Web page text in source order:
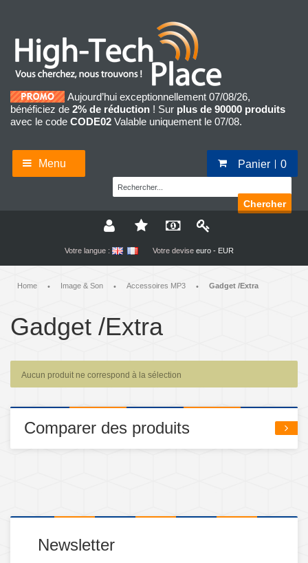
Aujourd’hui exceptionnellement 07/08/26,
bénéficiez de 2% de réduction ! Sur plus de 90000 produits
avec le code CODE02 Valable uniquement le 07/08.
Menu Panier 0
Chercher
Votre langue : Votre devise euro - EUR
Home • Image & Son • Accessoires MP3 • Gadget /Extra
Gadget /Extra
Aucun produit ne correspond à la sélection
Comparer des produits
Newsletter